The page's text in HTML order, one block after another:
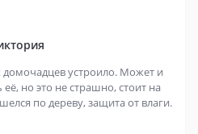
домочадцев устроило. Может и
но это не страшно, стоит на
по дереву, защита от влаги.